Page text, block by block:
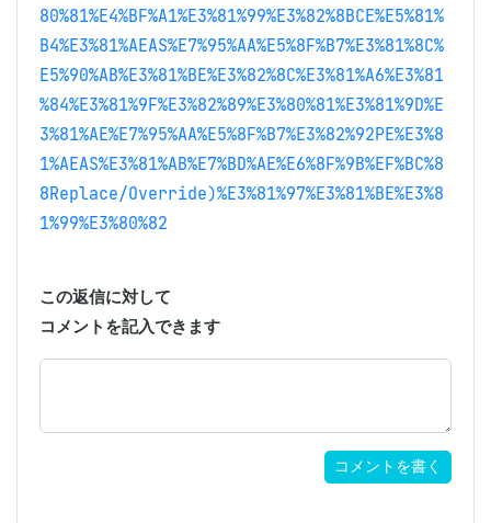
80%81%E4%BF%A1%E3%81%99%E3%82%8BCE%E5%81%
B4%E3%81%AEAS%E7%95%AA%E5%8F%B7%E3%81%8C%
E5%90%AB%E3%81%BE%E3%82%8C%E3%81%A6%E3%81
%84%E3%81%9F%E3%82%89%E3%80%81%E3%81%9D%E
3%81%AE%E7%95%AA%E5%8F%B7%E3%82%92PE%E3%8
1%AEAS%E3%81%AB%E7%BD%AE%E6%8F%9B%EF%BC%8
8Replace/Override)%E3%81%97%E3%81%BE%E3%8
1%99%E3%80%82
この返信に対して
コメントを記入できます
コメントを書く